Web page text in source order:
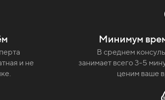
и не
Минимум
В среднем
занимает всего 3-5
ценим ваше